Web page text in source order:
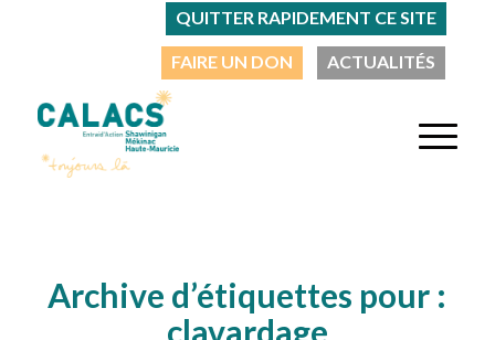
FAIRE UN DON ACTUALITÉS
QUITTER RAPIDEMENT CE SITE
Archive d’étiquettes pour :
clavardage